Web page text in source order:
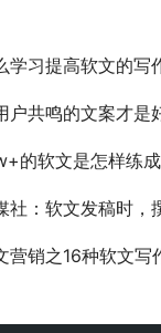
学习提高软文的写
户共鸣的文案才是
的软文是怎样练
社：软文发稿时，
营销之16种软文